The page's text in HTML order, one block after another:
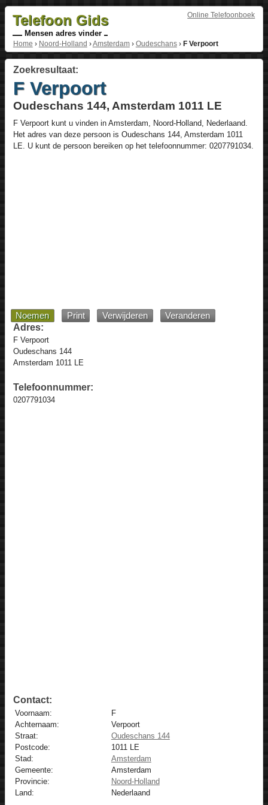
Online Telefoonboek
Telefoon Gids
Mensen adres vinder
Home › Noord-Holland ›Amsterdam› Oudeschans› F Verpoort
Zoekresultaat:
F Verpoort
Oudeschans 144, Amsterdam 1011 LE
F Verpoortkunt u vinden in Amsterdam Noord-Holland, Nederlaand.
Het adres van deze persoon is Oudeschans 144, Amsterdam 1011
LE . U kunt de persoon bereiken op het telefoonnummer: 0207791034.
Noemen Print Verwijderen
Veranderen
Adres:
F Verpoort
Oudeschans 144
Amsterdam 1011 LE
Telefoonnummer:
0207791034
Contact:
Voornaam:
F
Achternaam:
Verpoort
Straat:
Oudeschans 144
Postcode:
1011 LE
Stad:
Amsterdam
Gemeente:
Amsterdam
Provincie:
Noord-Holland
Land:
Nederlaand